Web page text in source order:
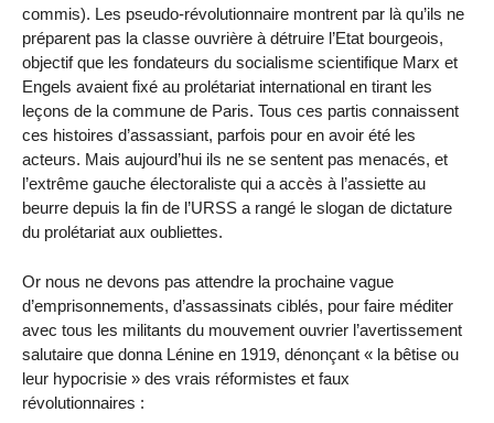
commis). Les pseudo-révolutionnaire montrent par là qu’ils ne
préparent pas la classe ouvrière à détruire l’Etat bourgeois,
objectif que les fondateurs du socialisme scientifique Marx et
Engels avaient fixé au prolétariat international en tirant les
leçons de la commune de Paris. Tous ces partis connaissent
ces histoires d’assassiant, parfois pour en avoir été les
acteurs. Mais aujourd’hui ils ne se sentent pas menacés, et
l’extrême gauche électoraliste qui a accès à l’assiette au
beurre depuis la fin de l’URSS a rangé le slogan de dictature
du prolétariat aux oubliettes.
Or nous ne devons pas attendre la prochaine vague
d’emprisonnements, d’assassinats ciblés, pour faire méditer
avec tous les militants du mouvement ouvrier l’avertissement
salutaire que donna Lénine en 1919, dénonçant « la bêtise ou
leur hypocrisie » des vrais réformistes et faux
révolutionnaires :